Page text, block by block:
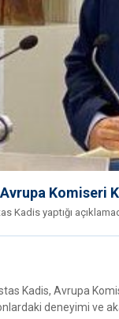
Avrupa Komiseri
Kadis yaptığı
Kadis, Avrupa
deneyimi ve